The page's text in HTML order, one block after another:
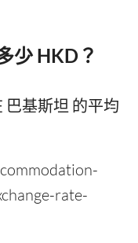
少 HKD？
基斯坦 的平均
rate-